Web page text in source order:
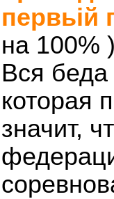
первьій
на 100%
Вся
которая
значит,